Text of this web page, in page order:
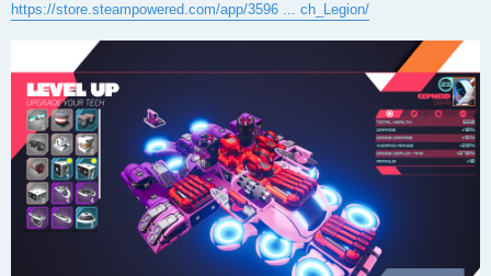
https://store.steampowered.com/app/3596 ... ch_Legion/